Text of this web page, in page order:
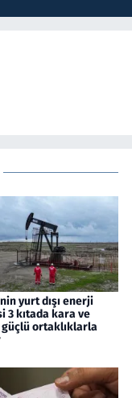
yurt dışı enerji
3 kıtada kara ve
ortaklıklarla